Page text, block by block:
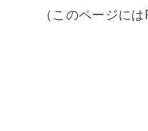
（このページに